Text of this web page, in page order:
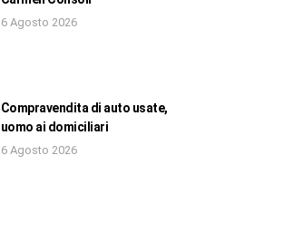
6 Agosto 2026
Compravendita di auto usate,
uomo ai domiciliari
6 Agosto 2026